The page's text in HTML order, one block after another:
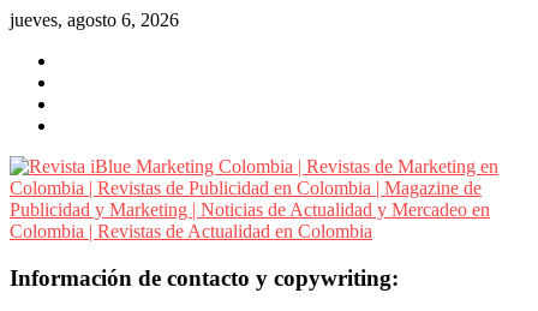
Saltar
contenido
jueves, agosto 6, 2026
Revista
Información de contacto y copywriting: